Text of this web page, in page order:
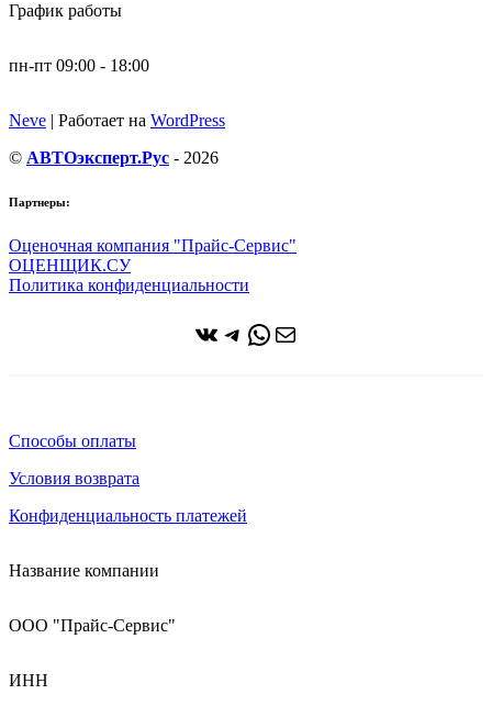
График работы
пн-пт 09:00 - 18:00
Neve | Работает на WordPress
© АВТОэксперт.Рус - 2026
Партнеры:
Оценочная компания "Прайс-Сервис"
ОЦЕНЩИК.СУ
Политика конфиденциальности
ВКонтакте
Telegram
WhatsApp
Почта
Способы оплаты
Условия возврата
Конфиденциальность платежей
Название компании
ООО "Прайс-Сервис"
ИНН